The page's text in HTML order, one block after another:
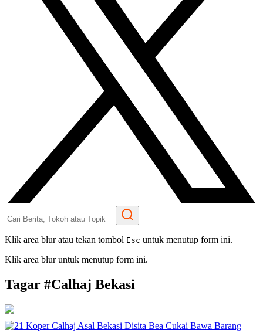
Klik area blur atau tekan tombol Esc untuk menutup form ini.
Klik area blur untuk menutup form ini.
Tagar #Calhaj Bekasi